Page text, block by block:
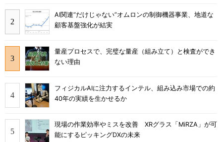
AI関連“だけじゃない”オムロンの制御機器事業、地道な
顧客基盤強化が結実
量産プロセスで、完璧な量産（組み立て）と検査ができ
ない理由
フィジカルAIに注力するインテル、組み込み市場での約
40年の実績を生かせるか
現場の作業効率やミスを改善 XRグラス「MiRZA」が可
能にするピッキングDXの未来